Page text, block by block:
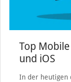
Top
und iOS
In der heutigen